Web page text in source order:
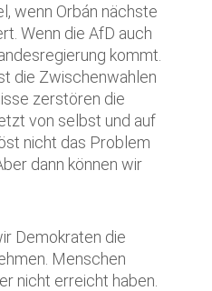
wenn Orbán nächste
Wenn die AfD auch
kommt.
die Zwischenwahlen
zerstören die
von selbst und auf
nicht das Problem
dann können wir
Demokraten die
Menschen
nicht erreicht haben.